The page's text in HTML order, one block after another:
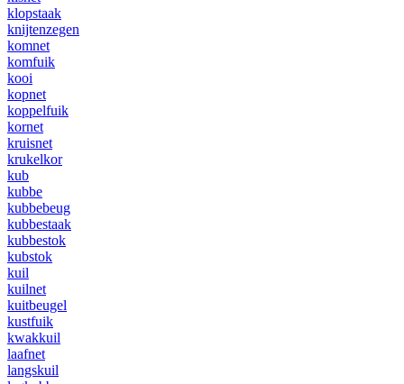
klopstaak
knijtenzegen
komnet
komfuik
kooi
kopnet
koppelfuik
kornet
kruisnet
krukelkor
kub
kubbe
kubbebeug
kubbestaak
kubbestok
kubstok
kuil
kuilnet
kuitbeugel
kustfuik
kwakkuil
laafnet
langskuil